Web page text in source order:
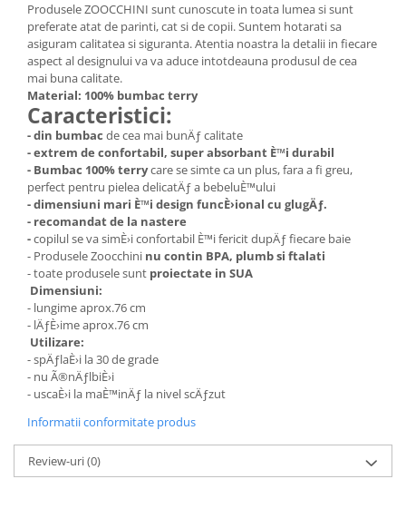
Produsele ZOOCCHINI sunt cunoscute in toata lumea si sunt
preferate atat de parinti, cat si de copii. Suntem hotarati sa
asiguram calitatea si siguranta. Atentia noastra la detalii in fiecare
aspect al designului va va aduce intotdeauna produsul de cea
mai buna calitate.
Material: 100% bumbac terry
Caracteristici:
- din bumbac de cea mai bunÄƒ calitate
- extrem de confortabil, super absorbant È™i durabil
- Bumbac 100% terrycare se simte ca un plus, fara a fi greu,
perfect pentru pielea delicatÄƒ a bebeluÈ™ului
- dimensiuni mari È™i design funcÈ›ional cu glugÄƒ.
- recomandat de la nastere
-copilul se va simÈ›i confortabil È™i fericit dupÄƒ fiecare baie
- Produsele Zoocchini nu contin BPA, plumb si ftalati
- toate produsele sunt proiectate in SUA
Dimensiuni:
- lungime aprox.76 cm
- lÄƒÈ›ime aprox.76 cm
Utilizare:
- spÄƒlaÈ›i la 30 de grade
- nu Ã®nÄƒlbiÈ›i
- uscaÈ›i la maÈ™inÄƒ la nivel scÄƒzut
Informatii conformitate produs
Review-uri(0)